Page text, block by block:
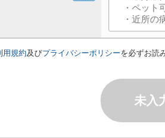
用規約及びプライバシーポリシーを必ずお読
未入